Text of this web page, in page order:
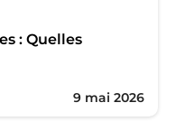
: Quelles
9 mai 2026